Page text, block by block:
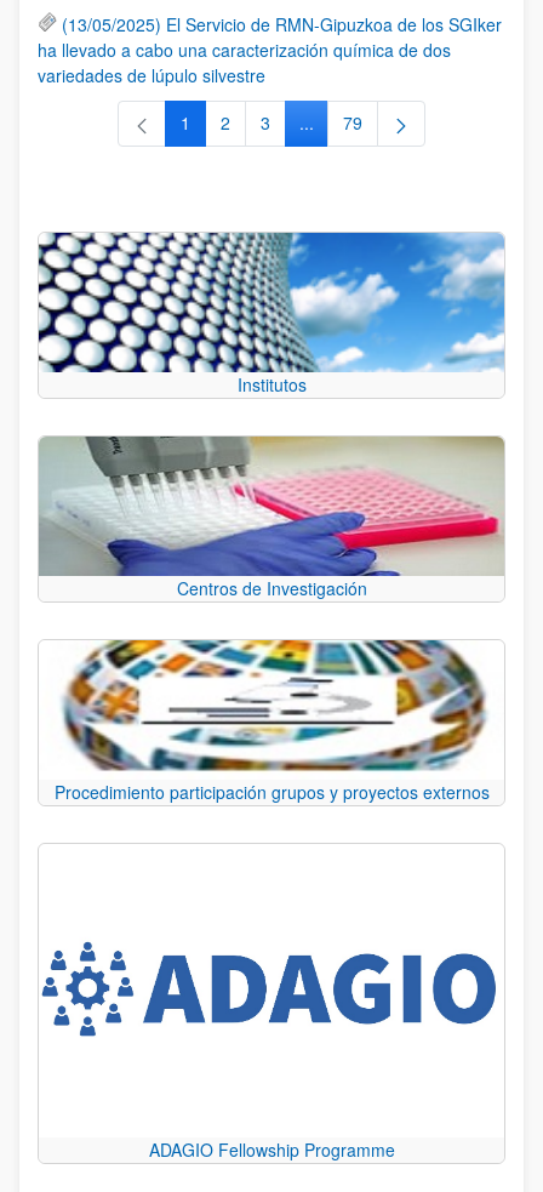
(13/05/2025) El Servicio de RMN-Gipuzkoa de los SGIker
ha llevado a cabo una caracterización química de dos
variedades de lúpulo silvestre
Página
1 Página
2 Página
3 ...Páginas intermedias Use TAB
Página
79
Institutos
Centros de Investigación
Procedimiento participación grupos y proyectos externos
ADAGIO Fellowship Programme